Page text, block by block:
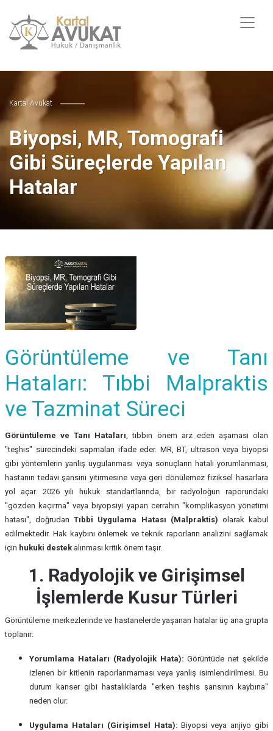
Kartal Avukat
Biyopsi, MR, Tomografi
Gibi Süreçlerde Yapılan
Hatalar
Görüntüleme ve Tanı
Hataları: Tıbbi Malpraktis
ve Tazminat Süreci
Görüntüleme ve Tanı Hataları, tıbbın önem arz eden aşaması olan
"teşhis" sürecindeki sapmaları ifade eder. MR, BT, ultrason veya biyopsi
gibi yöntemlerin yanlış uygulanması veya sonuçların hatalı yorumlanması,
hastanın tedavi şansını yitirmesine veya geri dönülemez fiziksel hasarlara
yol açar. 2026 yılı hukuk standartlarında, bir radyoloğun raporundaki
"gözden kaçırma" veya biyopsiyi yapan cerrahın "komplikasyon yönetimi
hatası", doğrudanTıbbi Uygulama Hatası (Malpraktis) olarak kabul
edilmektedir. Hak kaybını önlemek ve teknik raporların analizini sağlamak
için hukuki destek alınması kritik önem taşır.
1. Radyolojik ve Girişimsel
İşlemlerde Kusur Türleri
Görüntüleme merkezlerinde ve hastanelerde yaşanan hatalar üç ana grupta
toplanır:
Yorumlama Hataları (Radyolojik Hata): Görüntüde net şekilde
izlenen bir kitlenin raporlanmaması veya yanlış isimlendirilmesi. Bu
durum kanser gibi hastalıklarda "erken teşhis şansının kaybına"
neden olur.
Uygulama Hataları (Girişimsel Hata): Biyopsi veya anjiyo gibi